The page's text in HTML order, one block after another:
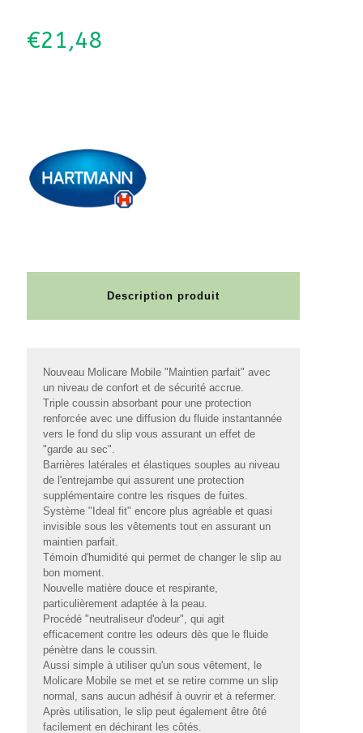
€21,48
Description produit
Nouveau Molicare Mobile "Maintien parfait" avec
un niveau de confort et de sécurité accrue.
Triple coussin absorbant pour une protection
renforcée avec une diffusion du fluide instantannée
vers le fond du slip vous assurant un effet de
"garde au sec".
Barrières latérales et élastiques souples au niveau
de l'entrejambe qui assurent une protection
supplémentaire contre les risques de fuites.
Système "Ideal fit" encore plus agréable et quasi
invisible sous les vêtements tout en assurant un
maintien parfait.
Témoin d'humidité qui permet de changer le slip au
bon moment.
Nouvelle matière douce et respirante,
particulièrement adaptée à la peau.
Procédé "neutraliseur d'odeur", qui agit
efficacement contre les odeurs dès que le fluide
pénètre dans le coussin.
Aussi simple à utiliser qu'un sous vêtement, le
Molicare Mobile se met et se retire comme un slip
normal, sans aucun adhésif à ouvrir et à refermer.
Après utilisation, le slip peut également être ôté
facilement en déchirant les côtés.